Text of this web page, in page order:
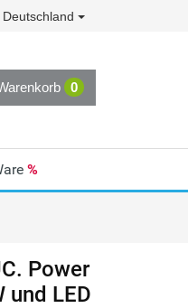
Deutschland
0
%
Power
und LED